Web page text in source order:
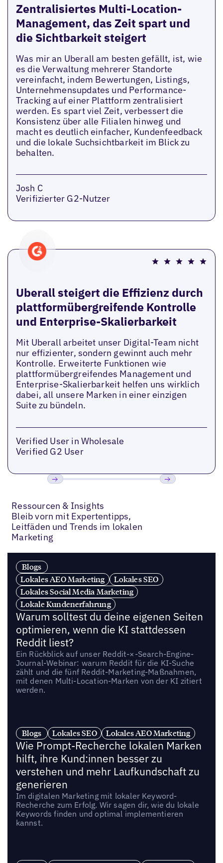
Zentralisiertes Multi-Location-
Management, das Zeit spart und
die Sichtbarkeit steigert
Was mir an Uberall am besten gefällt, ist, wie
es die Verwaltung mehrerer Standorte
vereinfacht, indem Bewertungen, Listings,
Unternehmensupdates und Performance-
Tracking auf einer Plattform zentralisiert
werden. Es spart viel Zeit, verbessert die
Konsistenz über alle Filialen hinweg und
macht es deutlich einfacher, Kundenfeedback
und die lokale Suchsichtbarkeit im Blick zu
behalten.
Josh C
Verifizierter G2-Nutzer
Uberall steigert die Effizienz durch
plattformübergreifende Kontrolle
und Enterprise-Skalierbarkeit
Mit Uberall arbeitet unser Digital-Team nicht
nur effizienter, sondern gewinnt auch mehr
Kontrolle. Erweiterte Funktionen wie
plattformübergreifendes Management und
Enterprise-Skalierbarkeit helfen uns wirklich
dabei, all unsere Marken in einer einzigen
Suite zu bündeln.
Verified User in Wholesale
Verified G2 User
Ressourcen & Insights
Bleib vorn mit Expertentipps,
Leitfäden und Trends im lokalen
Marketing
Blogs
Lokales AEO Marketing
Lokales SEO
Lokales Social Media Marketing
Lokale Kundenerfahrung
Warum solltest du deine eigenen Seiten
optimieren, wenn die KI stattdessen
Reddit liest?
Ein Rückblick auf unser Reddit-×-Search-Engine-
Journal-Webinar: warum Reddit für die KI-Suche
zählt und die fünf Reddit-Marketing-Maßnahmen,
mit denen Multi-Location-Marken von der KI zitiert
werden.
Blogs Lokales SEO Lokales AEO Marketing
Wie Prompt-Recherche lokalen Marken
hilft, ihre Kund:innen besser zu
verstehen und mehr Laufkundschaft zu
generieren
Im digitalen Marketing mit lokaler Keyword-
Recherche zum Erfolg. Wir sagen dir, wie du lokale
Keywords finden und optimal implementieren
kannst.